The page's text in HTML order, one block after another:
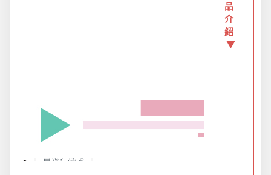
父親節專頁
畢業狂歡季
品
介
紹
▼